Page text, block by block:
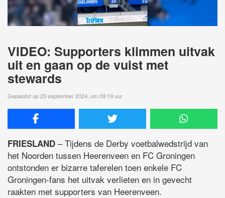
VIDEO: Supporters klimmen uitvak
uit en gaan op de vuist met
stewards
Geplaatst op 23 september 2024, om 09:19 uur
FRIESLAND – Tijdens de Derby voetbalwedstrijd van
het Noorden tussen Heerenveen en FC Groningen
ontstonden er bizarre taferelen toen enkele FC
Groningen-fans het uitvak verlieten en in gevecht
raakten met supporters van Heerenveen.